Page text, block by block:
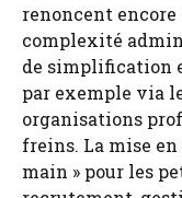
renoncent encore
complexité
de simplification
par exemple via
organisations
freins. La mise en
main » pour les